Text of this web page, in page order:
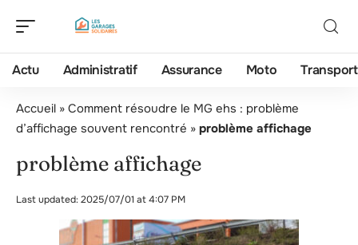
Actu Administratif Assurance Moto Transport
Accueil » Comment résoudre le MG ehs : problème
d’affichage souvent rencontré » problème affichage
problème affichage
Last updated: 2025/07/01 at 4:07 PM